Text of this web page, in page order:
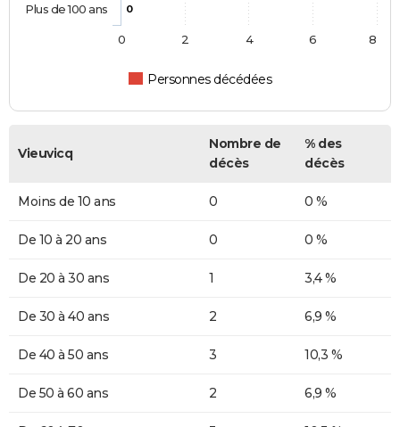
0
Personnes décédées
Plus de 100 ans
0 2 4 6 8
Vieuvicq
Nombre de
décès
% des
décès
Moins de 10 ans 0 0 %
De 10 à 20 ans 0 0 %
De 20 à 30 ans 1 3,4 %
De 30 à 40 ans 2 6,9 %
De 40 à 50 ans 3 10,3 %
De 50 à 60 ans 2 6,9 %